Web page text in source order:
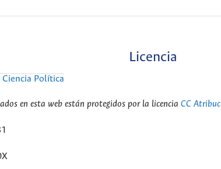
Licencia
Política
en esta web están protegidos por la licencia CC